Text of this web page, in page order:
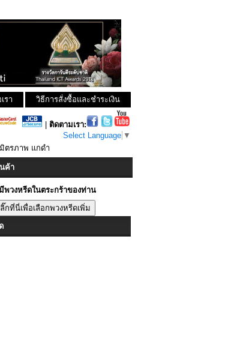
วิธีการสั่งซื้อและชำระเงิน
รา
ติดตามเรา:
Select Language ▼
ตรภาพ แกดำ
ค้า
พวงหรีดในตระกร้าของท่าน